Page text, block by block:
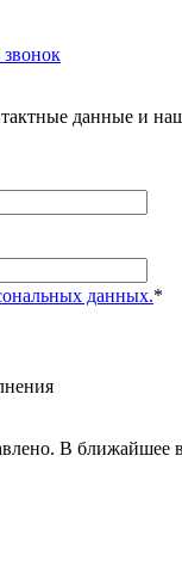
звонок
данные и
данных.*
В ближайшее